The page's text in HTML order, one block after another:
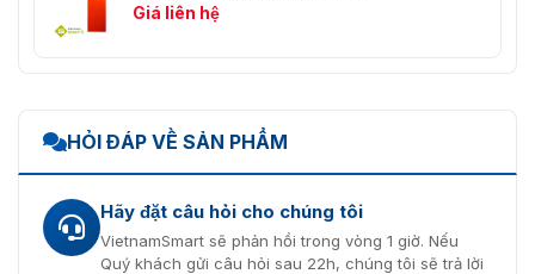
Giá liên hệ
HỎI ĐÁP VỀ SẢN PHẨM
Hãy đặt câu hỏi cho chúng tôi
VietnamSmart sẽ phản hồi trong vòng 1 giờ. Nếu
Quý khách gửi câu hỏi sau 22h, chúng tôi sẽ trả lời